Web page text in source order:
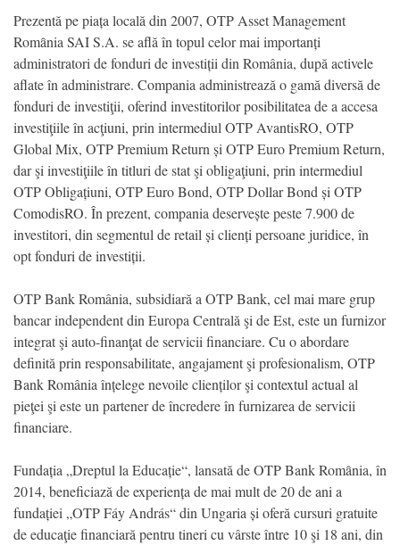
Prezentă pe piața locală din 2007, OTP Asset Management
Romȃnia SAI S.A. se află în topul celor mai importanți
administratori de fonduri de investiții din România, după activele
aflate în administrare. Compania administrează o gamă diversă de
fonduri de investiţii, oferind investitorilor posibilitatea de a accesa
investiţiile în acţiuni, prin intermediul OTP AvantisRO, OTP
Global Mix, OTP Premium Return și OTP Euro Premium Return,
dar şi investiţiile în titluri de stat şi obligaţiuni, prin intermediul
OTP Obligațiuni, OTP Euro Bond, OTP Dollar Bond și OTP
ComodisRO. În prezent, compania deservește peste 7.900 de
investitori, din segmentul de retail și clienți persoane juridice, în
opt fonduri de investiții.
OTP Bank România, subsidiară a OTP Bank, cel mai mare grup
bancar independent din Europa Centrală şi de Est, este un furnizor
integrat şi auto-finanţat de servicii financiare. Cu o abordare
definită prin responsabilitate, angajament şi profesionalism, OTP
Bank România înțelege nevoile clienților şi contextul actual al
pieţei şi este un partener de încredere în furnizarea de servicii
financiare.
Fundația „Dreptul la Educație“, lansată de OTP Bank Romȃnia, în
2014, beneficiază de experiența de mai mult de 20 de ani a
fundației „OTP Fáy András“ din Ungaria și oferă cursuri gratuite
de educaţie financiară pentru tineri cu vârste între 10 şi 18 ani, din